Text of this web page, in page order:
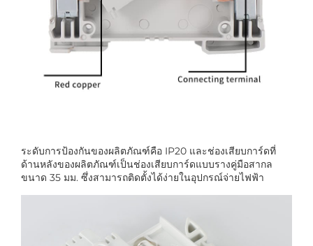
ระดับการป้องกันของผลิตภัณฑ์คือ IP20 และช่องเสียบการ์ดที่
ด้านหลังของผลิตภัณฑ์เป็นช่องเสียบการ์ดแบบรางคู่มือสากล
ขนาด 35 มม. ซึ่งสามารถติดตั้งได้ง่ายในอุปกรณ์จ่ายไฟฟ้า